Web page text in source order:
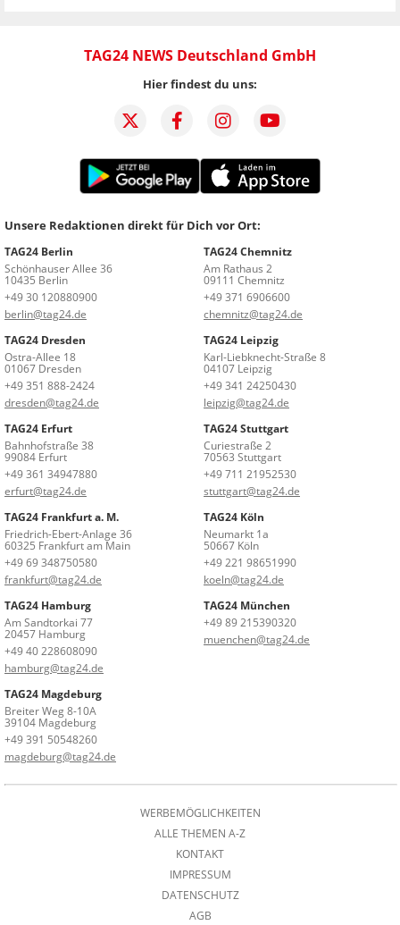
TAG24 NEWS Deutschland GmbH
Hier findest du uns:
Unsere Redaktionen direkt für Dich vor Ort:
TAG24 Berlin
Schönhauser Allee 36
10435 Berlin
+49 30 120880900
berlin@tag24.de
TAG24 Chemnitz
Am Rathaus 2
09111 Chemnitz
+49 371 6906600
chemnitz@tag24.de
TAG24 Dresden
Ostra-Allee 18
01067 Dresden
+49 351 888-2424
dresden@tag24.de
TAG24 Leipzig
Karl-Liebknecht-Straße 8
04107 Leipzig
+49 341 24250430
leipzig@tag24.de
TAG24 Erfurt
Bahnhofstraße 38
99084 Erfurt
+49 361 34947880
erfurt@tag24.de
TAG24 Stuttgart
Curiestraße 2
70563 Stuttgart
+49 711 21952530
stuttgart@tag24.de
TAG24 Frankfurt a. M.
Friedrich-Ebert-Anlage 36
60325 Frankfurt am Main
+49 69 348750580
frankfurt@tag24.de
TAG24 Köln
Neumarkt 1a
50667 Köln
+49 221 98651990
koeln@tag24.de
TAG24 Hamburg
Am Sandtorkai 77
20457 Hamburg
+49 40 228608090
hamburg@tag24.de
TAG24 München
+49 89 215390320
muenchen@tag24.de
TAG24 Magdeburg
Breiter Weg 8-10A
39104 Magdeburg
+49 391 50548260
magdeburg@tag24.de
WERBEMÖGLICHKEITEN
ALLE THEMEN A-Z
KONTAKT
IMPRESSUM
DATENSCHUTZ
AGB